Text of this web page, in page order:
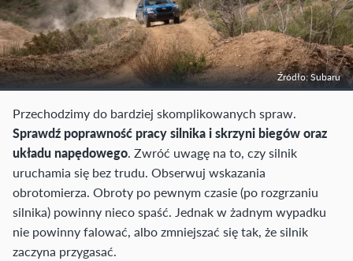
Źródło: Subaru
Przechodzimy do bardziej skomplikowanych spraw.
Sprawdź poprawność pracy silnika i skrzyni biegów oraz
układu napędowego. Zwróć uwagę na to, czy silnik
uruchamia się bez trudu. Obserwuj wskazania
obrotomierza. Obroty po pewnym czasie (po rozgrzaniu
silnika) powinny nieco spaść. Jednak w żadnym wypadku
nie powinny falować, albo zmniejszać się tak, że silnik
zaczyna przygasać.